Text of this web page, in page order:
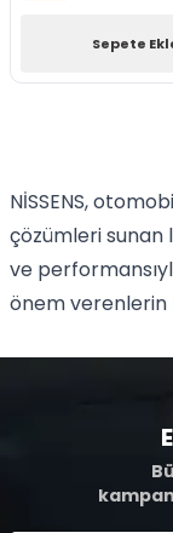
Sepete
NİSSENS,
çözümleri sunan
ve
önem verenlerin